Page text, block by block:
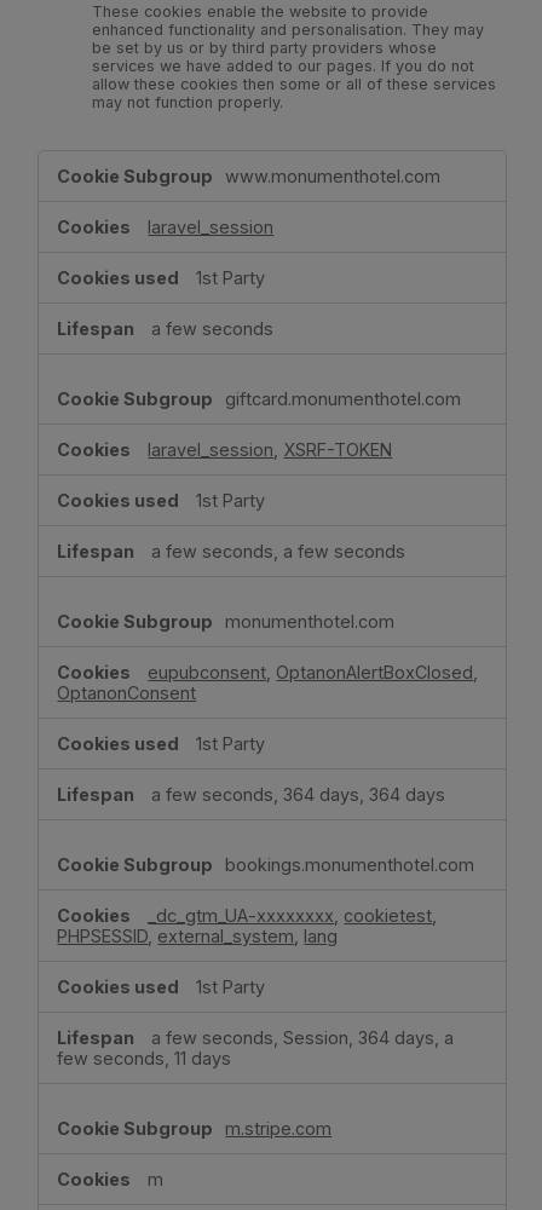
These cookies enable the website to provide
enhanced functionality and personalisation. They may
be set by us or by third party providers whose
services we have added to our pages. If you do not
allow these cookies then some or all of these services
may not function properly.
Necessary
Cookies
www.monumenthotel.com
laravel_session
1st Party
a few seconds
giftcard.monumenthotel.com
laravel_session XSRF-TOKEN
1st Party
a few seconds, a few seconds
monumenthotel.com
eupubconsent OptanonAlertBoxClosed
OptanonConsent
1st Party
a few seconds, 364 days, 364 days
bookings.monumenthotel.com
_dc_gtm_UA-xxxxxxxx cookietest
PHPSESSID external_system lang
1st Party
a few seconds, Session, 364 days, a
few seconds, 11 days
m.stripe.com
m